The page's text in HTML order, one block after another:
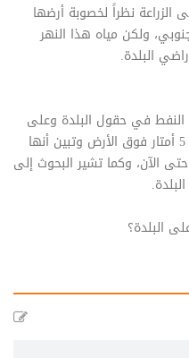
نظراً لخصوبة أرضها
ولكن مياه هذا النهر
البلدة.
تنقيب عن النفط في حقول البلدة وعلى
عمق 550 م انفجرت مياه نبع وارتفعت 5 أمتار فوق الأرض وتبين أنها
الآن، وكما تشير البحوث إلى
البلدة؟